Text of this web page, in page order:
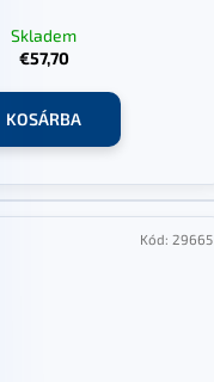
Skladem
€57,70
KOSÁRBA
Kód: 29665